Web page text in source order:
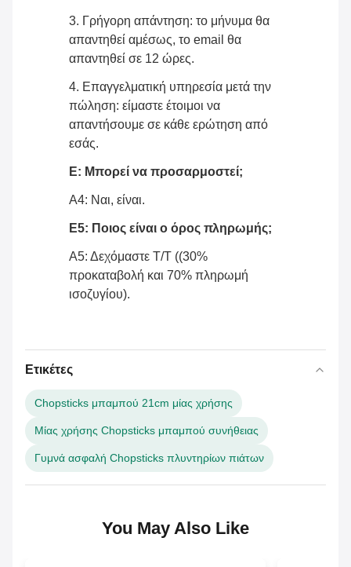
3. Γρήγορη απάντηση: το μήνυμα θα
απαντηθεί αμέσως, το email θα
απαντηθεί σε 12 ώρες.
4. Επαγγελματική υπηρεσία μετά την
πώληση: είμαστε έτοιμοι να
απαντήσουμε σε κάθε ερώτηση από
εσάς.
Ε: Μπορεί να προσαρμοστεί;
Α4: Ναι, είναι.
Ε5: Ποιος είναι ο όρος πληρωμής;
Α5: Δεχόμαστε T/T ((30%
προκαταβολή και 70% πληρωμή
ισοζυγίου).
Ετικέτες
Chopsticks μπαμπού 21cm μίας χρήσης
Μίας χρήσης Chopsticks μπαμπού συνήθειας
Γυμνά ασφαλή Chopsticks πλυντηρίων πιάτων
You May Also Like